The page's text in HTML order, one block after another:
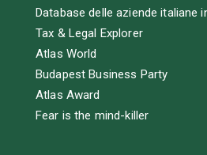
Database delle aziende italiane
Tax & Legal Explorer
Atlas World
Budapest Business Party
Atlas Award
Fear is the mind-killer